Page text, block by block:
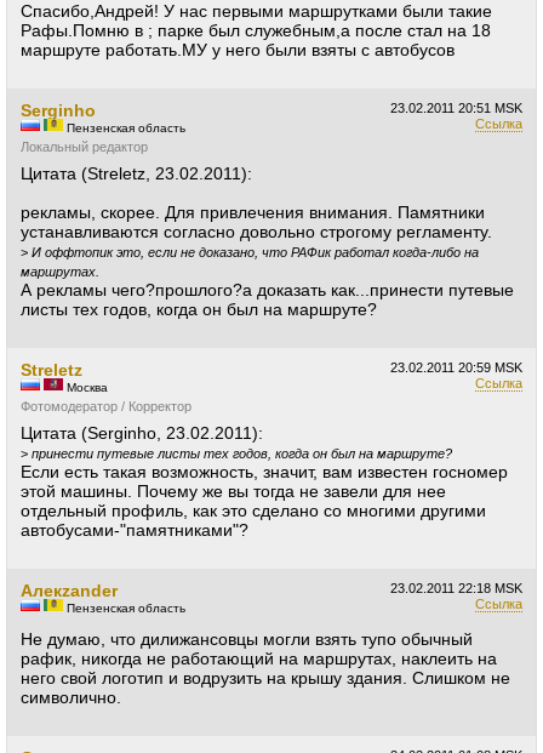
Спасибо,Андрей! У нас первыми маршрутками были такие
Рафы.Помню в ; парке был служебным,а после стал на 18
маршруте работать.МУ у него были взяты с автобусов
23.02.2011 20:51 MSK
Ссылка
Serginho
Пензенская область
Локальный редактор
Цитата (Streletz, 23.02.2011):
рекламы, скорее. Для привлечения внимания. Памятники
устанавливаются согласно довольно строгому регламенту.
> И оффтопик это, если не доказано, что РАФик работал когда-либо на
маршрутах.
А рекламы чего?прошлого?а доказать как...принести путевые
листы тех годов, когда он был на маршруте?
23.02.2011 20:59 MSK
Ссылка
Streletz
Москва
Фотомодератор / Корректор
Цитата (Serginho, 23.02.2011):
> принести путевые листы тех годов, когда он был на маршруте?
Если есть такая возможность, значит, вам известен госномер
этой машины. Почему же вы тогда не завели для нее
отдельный профиль, как это сделано со многими другими
автобусами-"памятниками"?
23.02.2011 22:18 MSK
Ссылка
Алекzander
Пензенская область
Не думаю, что дилижансовцы могли взять тупо обычный
рафик, никогда не работающий на маршрутах, наклеить на
него свой логотип и водрузить на крышу здания. Слишком не
символично.